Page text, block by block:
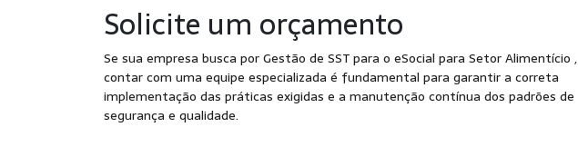
Solicite um orçamento
Se sua empresa busca por Gestão de SST para o eSocial para Setor Alimentício ,
contar com uma equipe especializada é fundamental para garantir a correta
implementação das práticas exigidas e a manutenção contínua dos padrões de
segurança e qualidade.